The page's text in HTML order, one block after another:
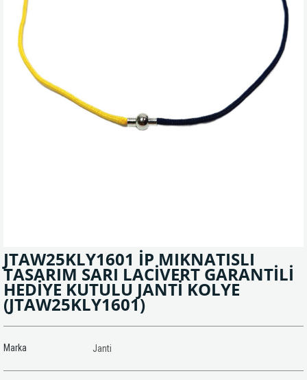
JTAW25KLY1601 İP MIKNATISLI
TASARIM SARI LACİVERT GARANTİLİ
HEDİYE KUTULU JANTİ KOLYE
(JTAW25KLY1601)
Marka Janti